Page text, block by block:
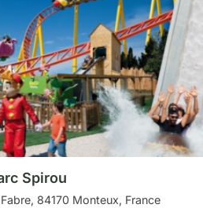
Spirou
84170 Monteux, France